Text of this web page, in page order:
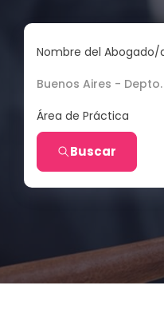
Nombre del Abogado/
Buenos Aires -
Área de Práctica
Buscar